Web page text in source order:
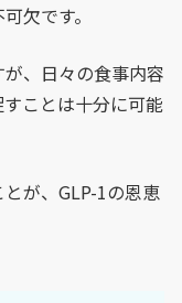
欠です。
、日々の食事内容
ことは十分に可能
が、GLP-1の恩恵